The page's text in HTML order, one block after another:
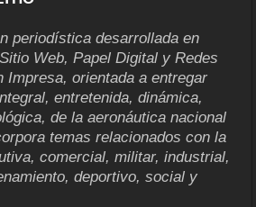
periodística desarrollada en
Web, Papel Digital y Redes
Impresa, orientada a entregar
entretenida, dinámica,
de la aeronáutica nacional
temas relacionados con la
comercial, militar, industrial,
deportivo, social y